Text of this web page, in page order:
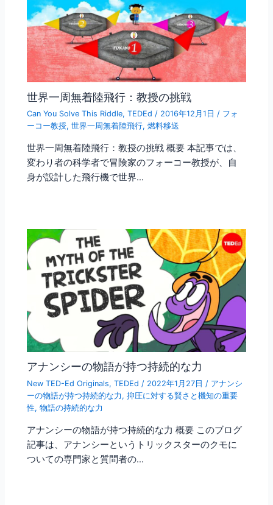
世界一周無着陸飛行：教授の挑戦
Can You Solve This Riddle,TEDEd / 2016年12月1日 / フォ
ーコー教授,世界一周無着陸飛行,燃料移送
世界一周無着陸飛行：教授の挑戦 概要 本記事では、
変わり者の科学者で冒険家のフォーコー教授が、自
身が設計した飛行機で世界…
アナンシーの物語が持つ持続的な力
New TED-Ed Originals,TEDEd / 2022年1月27日 / アナンシ
ーの物語が持つ持続的な力 ,抑圧に対する賢さと機知の重要
性,物語の持続的な力
アナンシーの物語が持つ持続的な力 概要 このブログ
記事は、アナンシーというトリックスターのクモに
ついての専門家と質問者の…